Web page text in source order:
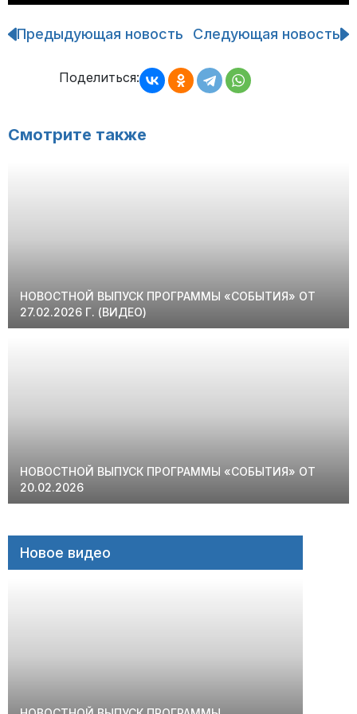
Навигация
записям
Предыдующая новость Следующая новость
Поделиться:
Смотрите также
НОВОСТНОЙ ВЫПУСК ПРОГРАММЫ «СОБЫТИЯ» ОТ
27.02.2026 Г. (ВИДЕО)
НОВОСТНОЙ ВЫПУСК ПРОГРАММЫ «СОБЫТИЯ» ОТ
20.02.2026
Новое видео